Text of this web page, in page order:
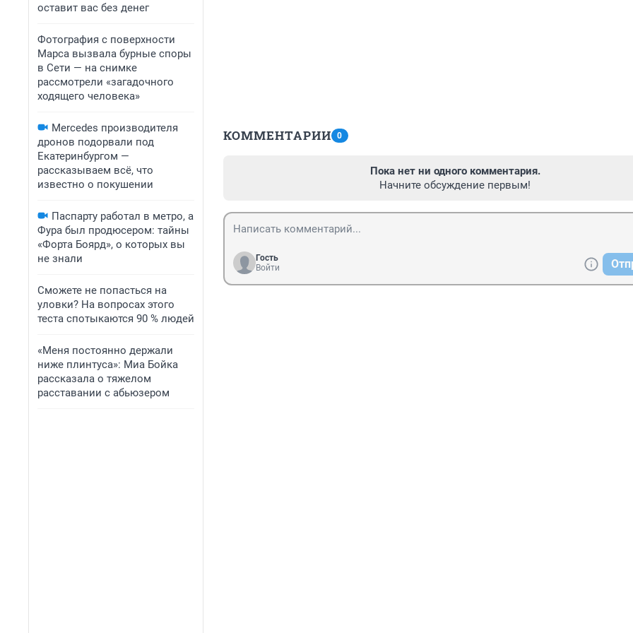
оставит вас без денег
Фотография с поверхности
Марса вызвала бурные споры
в Сети — на снимке
рассмотрели «загадочного
ходящего человека»
Mercedes производителя
дронов подорвали под
Екатеринбургом —
рассказываем всё, что
известно о покушении
Паспарту работал в метро, а
Фура был продюсером: тайны
«Форта Боярд», о которых вы
не знали
Сможете не попасться на
уловки? На вопросах этого
теста спотыкаются 90 % людей
«Меня постоянно держали
ниже плинтуса»: Миа Бойка
рассказала о тяжелом
расставании с абьюзером
КОММЕНТАРИИ 0
Пока нет ни одного комментария.
Начните обсуждение первым!
Гость
Войти